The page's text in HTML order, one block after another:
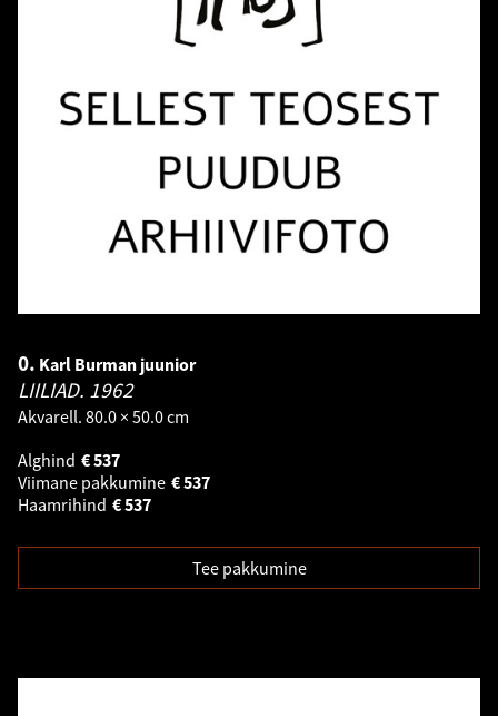
0. Karl Burman juunior
LIILIAD. 1962
Akvarell. 80.0 × 50.0 cm
Alghind
537
€
Viimane pakkumine
537
€
Haamrihind
537
€
Tee pakkumine